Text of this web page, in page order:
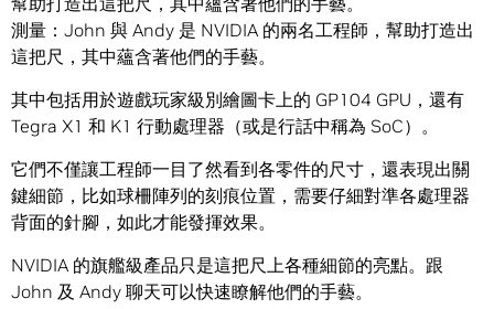
測量：John 與 Andy 是 NVIDIA 的兩名工程師，幫助打造出
這把尺，其中蘊含著他們的手藝。
其中包括用於遊戲玩家級別繪圖卡上的 GP104 GPU，還有
Tegra X1 和 K1 行動處理器（或是行話中稱為 SoC）。
它們不僅讓工程師一目了然看到各零件的尺寸，還表現出關
鍵細節，比如球柵陣列的刻痕位置，需要仔細對準各處理器
背面的針腳，如此才能發揮效果。
NVIDIA 的旗艦級產品只是這把尺上各種細節的亮點。跟
John 及 Andy 聊天可以快速瞭解他們的手藝。